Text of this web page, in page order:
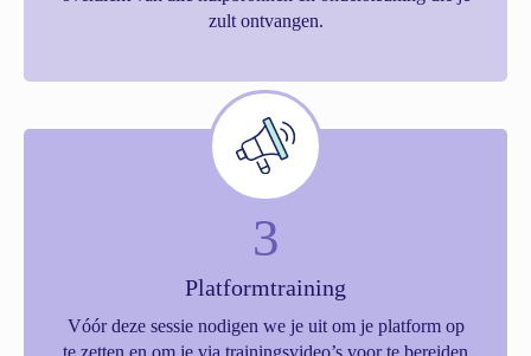
zult ontvangen.
3
Platformtraining
Vóór deze sessie nodigen we je uit om je platform op